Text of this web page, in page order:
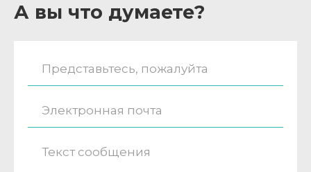
А вы что думаете?